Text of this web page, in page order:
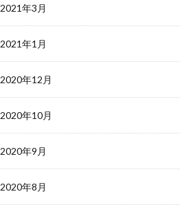
2021年3月
2021年1月
2020年12月
2020年10月
2020年9月
2020年8月